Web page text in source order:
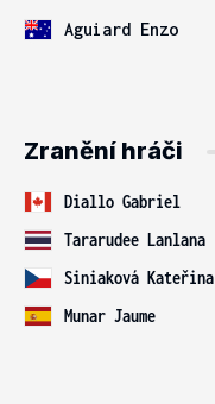
Aguiard Enzo
Zranění hráči
Diallo Gabriel
Tararudee Lanlana
Siniaková Kateřina
Munar Jaume